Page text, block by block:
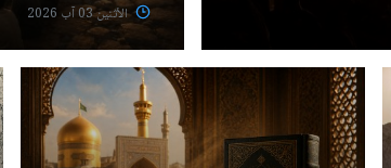
الأثنين 03 آب 2026